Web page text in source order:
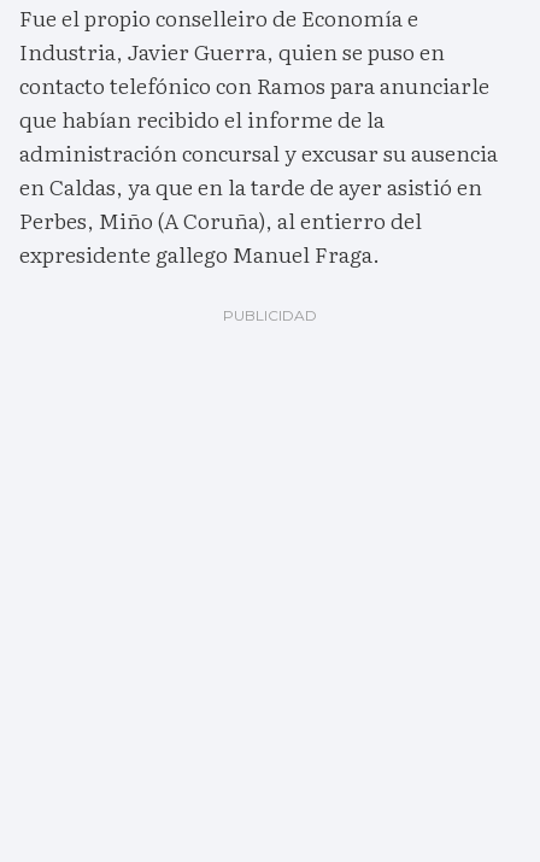
Fue el propio conselleiro de Economía e
Industria, Javier Guerra, quien se puso en
contacto telefónico con Ramos para anunciarle
que habían recibido el informe de la
administración concursal y excusar su ausencia
en Caldas, ya que en la tarde de ayer asistió en
Perbes, Miño (A Coruña), al entierro del
expresidente gallego Manuel Fraga.